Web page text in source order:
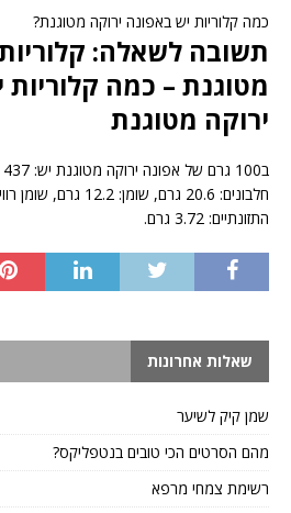
כמה קלוריות יש באפונה ירוקה מטוגנת?
תשובה לשאלה:
מטוגנת – כמה קלוריות
ירוקה מטוגנת
התזונתיים: 3.72 גרם.
שאלות אחרונות
שמן קיק לשיער
מהם הסרטים הכי טובים בנטפליקס?
רשימת צמחי מרפא